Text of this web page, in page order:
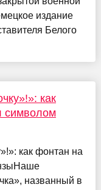
издание
Белого
как
символом
как фонтан на
названный в